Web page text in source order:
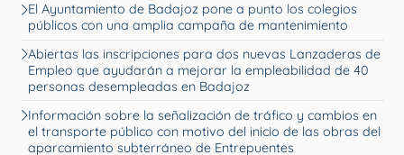
El Ayuntamiento de Badajoz pone a punto los colegios
públicos con una amplia campaña de mantenimiento
Abiertas las inscripciones para dos nuevas Lanzaderas de
Empleo que ayudarán a mejorar la empleabilidad de 40
personas desempleadas en Badajoz
Información sobre la señalización de tráfico y cambios en
el transporte público con motivo del inicio de las obras del
aparcamiento subterráneo de Entrepuentes